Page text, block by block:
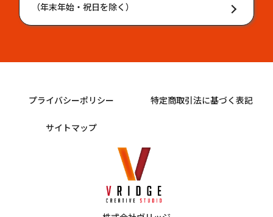
（年末年始・祝日を除く）
プライバシーポリシー 特定商取引法に基づく表記
サイトマップ